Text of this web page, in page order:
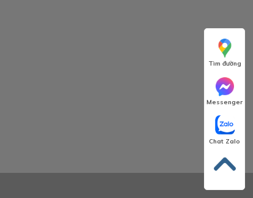
Tìm đường
Messenger
Chat Zalo